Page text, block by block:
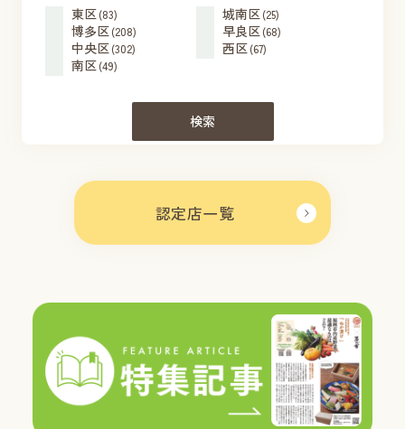
認定店一覧
東区(83) 城南区(25)
博多区(208) 早良区(68)
中央区(302) 西区(67)
南区(49)
検索